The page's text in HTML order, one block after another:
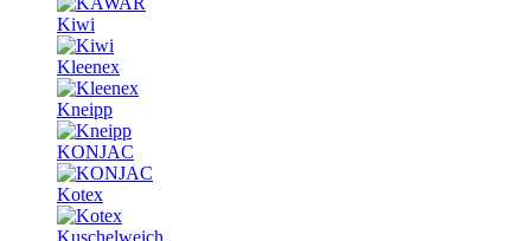
Kiwi
Kleenex
Kneipp
KONJAC
Kotex
Kuschelweich